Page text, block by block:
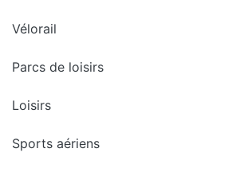
Vélorail
Parcs de loisirs
Loisirs
Sports aériens